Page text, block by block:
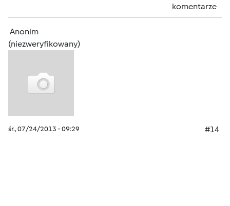
komentarze
Anonim
(niezweryfikowany)
śr., 07/24/2013 - 09:29 #14